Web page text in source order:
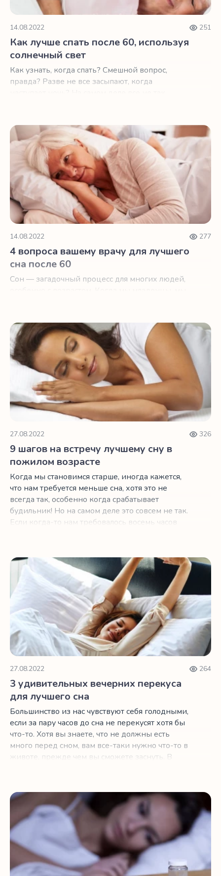
14.08.2022 251
Как лучше спать после 60, используя
солнечный свет
Как узнать, когда спать? Смешной вопрос,
правда? Разве не все засыпают, когда
4 вопроса вашему врачу для лучшего сна после 60
14.08.2022 277
4 вопроса вашему врачу для лучшего
сна после 60
Сон — загадочный процесс для многих людей,
9 шагов на встречу лучшему сну в пожилом возрасте
27.08.2022 326
9 шагов на встречу лучшему сну в
пожилом возрасте
Когда мы становимся старше, иногда кажется,
что нам требуется меньше сна, хотя это не
всегда так, особенно когда срабатывает
будильник! Но на самом деле это совсем не так.
Если когда-то нам требовалось восемь часов
3 удивительных вечерних перекуса для лучшего сна
27.08.2022 264
3 удивительных вечерних перекуса
для лучшего сна
Большинство из нас чувствуют себя голодными,
если за пару часов до сна не перекусят хотя бы
что-то. Хотя вы знаете, что не должны есть
много перед сном, вам все-таки нужно что-то в
животе, прежде чем вы сможете заснуть. В
перекуса может помешать вам получить
необходимого качества сон. Ниже мы собрали
три перекуса, которые являются полезными и
вкусными. Это нут, киви и терпкий вишневый
сок.
Опасность успокоительных, которые широко